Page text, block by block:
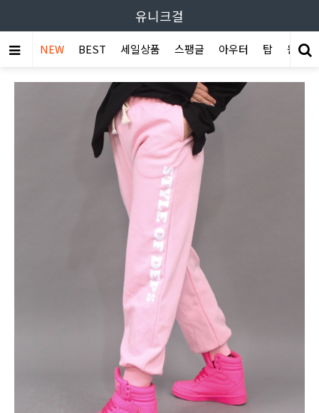
유니크걸
NEW BEST 세일상품 스팽글 아우터 탑 원피스